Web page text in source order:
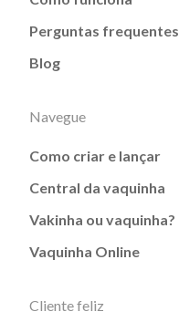
Perguntas frequentes
Blog
Navegue
Como criar e lançar
Central da vaquinha
Vakinha ou vaquinha?
Vaquinha Online
Cliente feliz